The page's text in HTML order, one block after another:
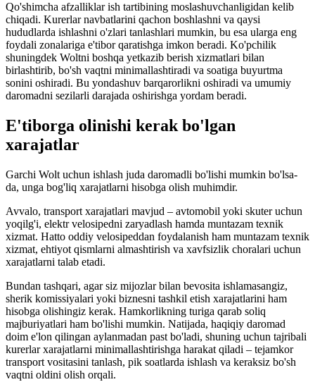
Qo'shimcha afzalliklar ish tartibining moslashuvchanligidan kelib
chiqadi. Kurerlar navbatlarini qachon boshlashni va qaysi
hududlarda ishlashni o'zlari tanlashlari mumkin, bu esa ularga eng
foydali zonalariga e'tibor qaratishga imkon beradi. Ko'pchilik
shuningdek Woltni boshqa yetkazib berish xizmatlari bilan
birlashtirib, bo'sh vaqtni minimallashtiradi va soatiga buyurtma
sonini oshiradi. Bu yondashuv barqarorlikni oshiradi va umumiy
daromadni sezilarli darajada oshirishga yordam beradi.
E'tiborga olinishi kerak bo'lgan
xarajatlar
Garchi Wolt uchun ishlash juda daromadli bo'lishi mumkin bo'lsa-
da, unga bog'liq xarajatlarni hisobga olish muhimdir.
Avvalo, transport xarajatlari mavjud – avtomobil yoki skuter uchun
yoqilg'i, elektr velosipedni zaryadlash hamda muntazam texnik
xizmat. Hatto oddiy velosipeddan foydalanish ham muntazam texnik
xizmat, ehtiyot qismlarni almashtirish va xavfsizlik choralari uchun
xarajatlarni talab etadi.
Bundan tashqari, agar siz mijozlar bilan bevosita ishlamasangiz,
sherik komissiyalari yoki biznesni tashkil etish xarajatlarini ham
hisobga olishingiz kerak. Hamkorlikning turiga qarab soliq
majburiyatlari ham bo'lishi mumkin. Natijada, haqiqiy daromad
doim e'lon qilingan aylanmadan past bo'ladi, shuning uchun tajribali
kurerlar xarajatlarni minimallashtirishga harakat qiladi – tejamkor
transport vositasini tanlash, pik soatlarda ishlash va keraksiz bo'sh
vaqtni oldini olish orqali.